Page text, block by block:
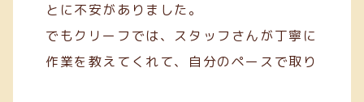
とに不安がありました。
でもクリーフでは、スタッフさんが丁寧に
作業を教えてくれて、自分のペースで取り